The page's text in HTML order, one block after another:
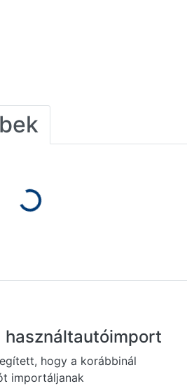
használtautóimport
hogy a korábbinál
importáljanak